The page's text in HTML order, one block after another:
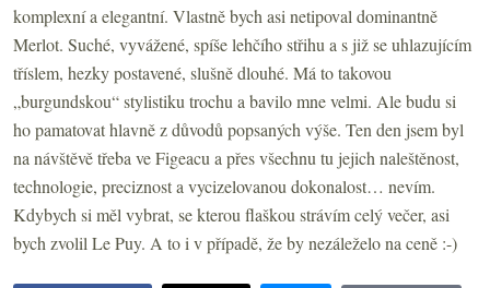
komplexní a elegantní. Vlastně bych asi netipoval dominantně
Merlot. Suché, vyvážené, spíše lehčího střihu a s již se uhlazujícím
tříslem, hezky postavené, slušně dlouhé. Má to takovou
„burgundskou“ stylistiku trochu a bavilo mne velmi. Ale budu si
ho pamatovat hlavně z důvodů popsaných výše. Ten den jsem byl
na návštěvě třeba ve Figeacu a přes všechnu tu jejich naleštěnost,
technologie, preciznost a vycizelovanou dokonalost… nevím.
Kdybych si měl vybrat, se kterou flaškou strávím celý večer, asi
bych zvolil Le Puy. A to i v případě, že by nezáleželo na ceně :-)